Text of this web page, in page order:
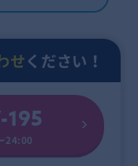
せください！
195
24:00